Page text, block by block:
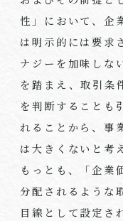
性」において、企
は明示的には要求
ナジーを加味しな
を踏まえ、取引条
を判断することも
れることから、事
は大きくないと考
もっとも、「企業
分配されるような
目線として設定さ